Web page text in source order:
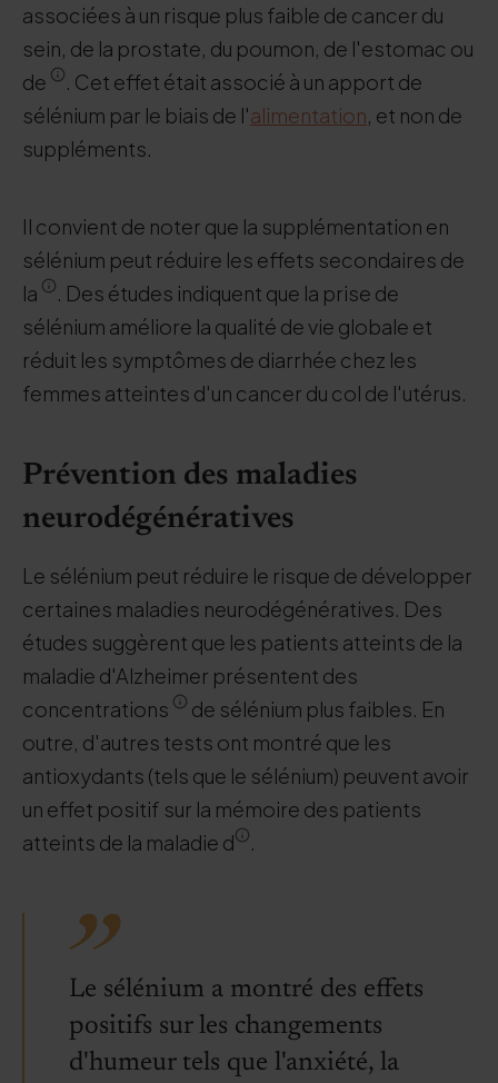
associées à un risque plus faible de cancer du
sein, de la prostate, du poumon, de l'estomac ou
de
. Cet effet était associé à un apport de
sélénium par le biais de l'alimentation, et non de
suppléments.
Il convient de noter que la supplémentation en
sélénium peut réduire les effets secondaires de
la
. Des études indiquent que la prise de
sélénium améliore la qualité de vie globale et
réduit les symptômes de diarrhée chez les
femmes atteintes d'un cancer du col de l'utérus.
Prévention des maladies
neurodégénératives
Le sélénium peut réduire le risque de développer
certaines maladies neurodégénératives. Des
études suggèrent que les patients atteints de la
maladie d'Alzheimer présentent des
concentrations
de sélénium plus faibles. En
outre, d'autres tests ont montré que les
antioxydants (tels que le sélénium) peuvent avoir
un effet positif sur la mémoire des patients
atteints de la maladie d
.
Le sélénium a montré des effets
positifs sur les changements
d'humeur tels que l'anxiété, la